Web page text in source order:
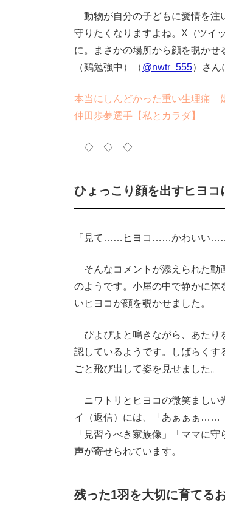
動物が自分の子どもに愛情を注
守りたくなりますよね。X（ツイ
に。まさかの場所から顔を覗か
（鶏勉強中）（@nwtr_555）さん
本当にしんどかった重い生理痛
仲田歩夢選手【私とカラダ】
◇ ◇ ◇
ひょっこり顔を出すヒヨコ
「見て……ヒヨコ……かわいい
そんなコメントが添えられた動
のようです。小屋の中で静かに体
いヒヨコが顔を覗かせました。
ぴよぴよと鳴きながら、あたり
認しているようです。しばらく
ごと飛び出して姿を見せました。
ニワトリとヒヨコの微笑ましい
イ（返信）には、「あぁぁぁ……
「見習うべき家族像」「ママに
声が寄せられています。
残った1羽を大切に育てる